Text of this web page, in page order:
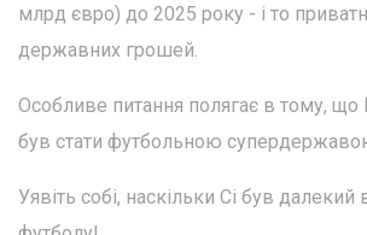
млрд євро) до 2025 року - і то
державних грошей.
Особливе питання полягає в тому, що
був стати футбольною
Уявіть собі, наскільки Сі був далекий